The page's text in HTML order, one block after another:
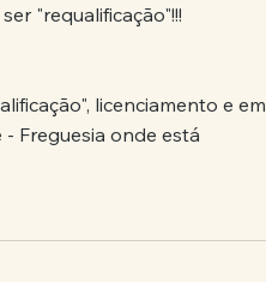
"requalificação"!!!
licenciamento e em
Freguesia onde está